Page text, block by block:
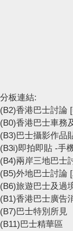
分板連結:
(B2)香港巴士討論
(B0)香港巴士車務
(B3)巴士攝影作品
(B3i)即拍即貼 -手
(B4)兩岸三地巴士
(B5)外地巴士討論
(B6)旅遊巴士及過
(B1)香港巴士廣告
(B7)巴士特別所見
(B11)巴士精華區